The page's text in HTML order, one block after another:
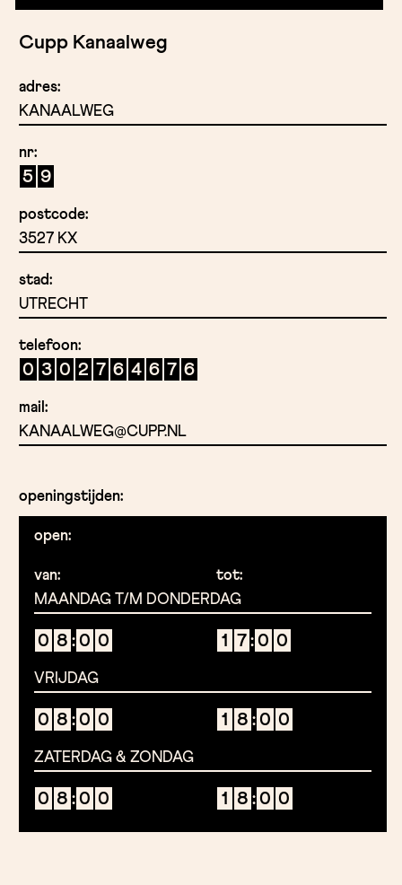
Cupp Kanaalweg
adres:
KANAALWEG
nr:
5 9
postcode:
3527 KX
stad:
UTRECHT
telefoon:
0 3 0 2 7 6 4 6 7 6
mail:
KANAALWEG@CUPP.NL
openingstijden:
open:
van:
tot:
MAANDAG T/M DONDERDAG
0 8 : 0 0 1 7 : 0 0
VRIJDAG
0 8 : 0 0 1 8 : 0 0
ZATERDAG & ZONDAG
0 8 : 0 0 1 8 : 0 0